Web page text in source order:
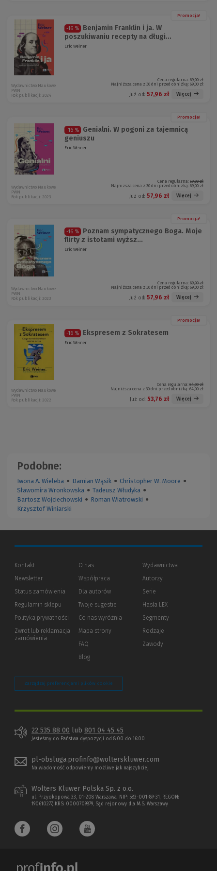
Promocja!
-16 %
Benjamin Franklin i ja. W
poszukiwaniu recepty na długi...
Eric Weiner
Cena regularna: 69,00 zł
Najniższa cena z 30 dni przed obniżką: 69,00 zł
Już od: 57,96 zł Więcej
Wydawnictwo Naukowe
PWN
Rok publikacji: 2024
Promocja!
-16 %
Genialni. W pogoni za tajemnicą
geniuszu
Eric Weiner
Cena regularna: 69,00 zł
Najniższa cena z 30 dni przed obniżką: 69,00 zł
Już od: 57,96 zł Więcej
Wydawnictwo Naukowe
PWN
Rok publikacji: 2023
Promocja!
-16 %
Poznam sympatycznego Boga. Moje
flirty z istotami wyższ...
Eric Weiner
Cena regularna: 69,00 zł
Najniższa cena z 30 dni przed obniżką: 69,00 zł
Już od: 57,96 zł Więcej
Wydawnictwo Naukowe
PWN
Rok publikacji: 2023
Promocja!
-16 % Ekspresem z Sokratesem
Eric Weiner
Cena regularna: 64,00 zł
Najniższa cena z 30 dni przed obniżką: 64,00 zł
Już od: 53,76 zł Więcej
Wydawnictwo Naukowe
PWN
Rok publikacji: 2022
Podobne:
Iwona A. Wieleba ● Damian Wąsik ● Christopher W. Moore ●
Sławomira Wronkowska ● Tadeusz Włudyka ●
Bartosz Wojciechowski ● Roman Wiatrowski ●
Krzysztof Winiarski
Kontakt
Newsletter
Status zamówienia
Regulamin sklepu
Polityka prywatności (Nowe
(Link
innej
Zwrot lub reklamacja
zamówienia
O nas
Współpraca
Dla autorów(Nowe
(Link
innej
strony)
Twoje sugestie
Co nas wyróżnia
Mapa strony
FAQ
Blog
Wydawnictwa
Autorzy
Serie
Hasła LEX
Segmenty
Rodzaje
Zawody
Zarządzaj preferencjami plików cookie
22 535 88 00 lub 801 04 45 45
Jesteśmy do Państwa dyspozycji od 8:00 do 16:00
pl-obsluga.profinfo@wolterskluwer.com
Na wiadomość odpowiemy możliwe jak najszybciej.
Wolters Kluwer Polska Sp. z o.o.
ul. Przyokopowa 33, 01-208 Warszawa; NIP: 583-001-89-31, REGON:
190610277, KRS: 0000709879, Sąd rejonowy dla M.S. Warszawy